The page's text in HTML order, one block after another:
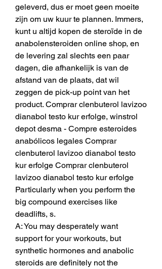
geleverd, dus er moet geen moeite
zijn om uw kuur te plannen. Immers,
kunt u altijd kopen de steroïde in de
anabolensteroiden online shop, en
de levering zal slechts een paar
dagen, die afhankelijk is van de
afstand van de plaats, dat wil
zeggen de pick-up point van het
product. Comprar clenbuterol lavizoo
dianabol testo kur erfolge, winstrol
depot desma - Compre esteroides
anabólicos legales Comprar
clenbuterol lavizoo dianabol testo
kur erfolge Comprar clenbuterol
lavizoo dianabol testo kur erfolge
Particularly when you perform the
big compound exercises like
deadlifts, s.
A: You may desperately want
support for your workouts, but
synthetic hormones and anabolic
steroids are definitely not the